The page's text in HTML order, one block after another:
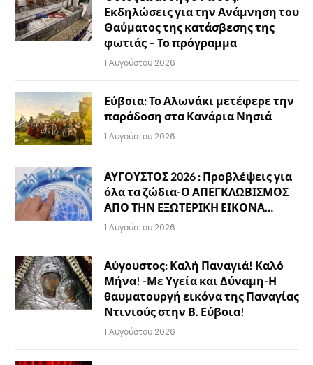
Εκδηλώσεις για την Ανάμνηση του
Θαύματος της κατάσβεσης της
φωτιάς – Το πρόγραμμα
1 Αυγούστου 2026
Εύβοια: Το Αλωνάκι μετέφερε την
παράδοση στα Κανάρια Νησιά
1 Αυγούστου 2026
ΑΥΓΟΥΣΤΟΣ 2026 : Προβλέψεις για
όλα τα ζώδια-Ο ΑΠΕΓΚΛΩΒΙΣΜΟΣ
ΑΠΟ ΤΗΝ ΕΞΩΤΕΡΙΚΗ ΕΙΚΟΝΑ…
1 Αυγούστου 2026
Αύγουστος: Καλή Παναγιά! Καλό
Μήνα! -Με Υγεία και Δύναμη-Η
θαυματουργή εικόνα της Παναγίας
Ντινιούς στην Β. Εύβοια!
1 Αυγούστου 2026